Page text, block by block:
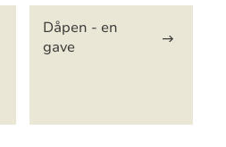
Dåpen - en
gave